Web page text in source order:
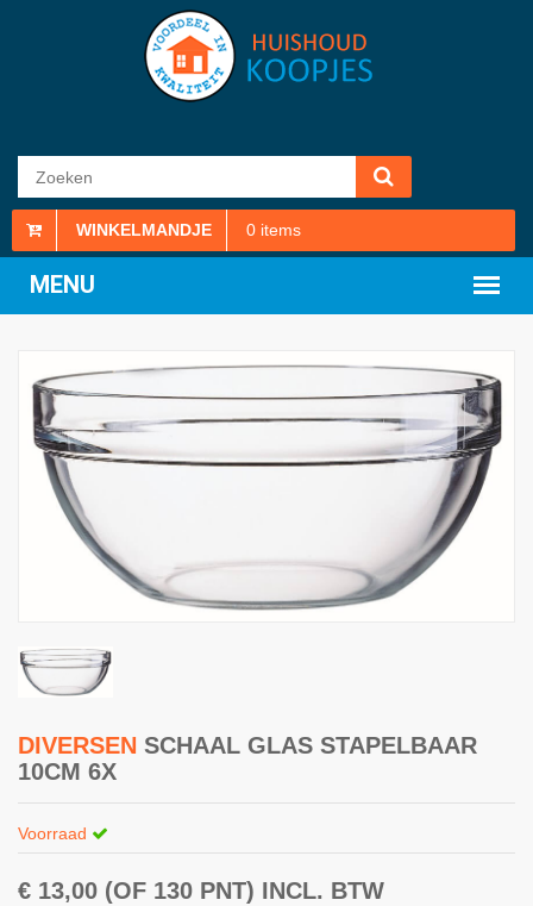
WINKELMANDJE 0 items
DIVERSEN SCHAAL GLAS STAPELBAAR
10CM 6X
Voorraad
€ 13,00 (OF 130 PNT) INCL. BTW